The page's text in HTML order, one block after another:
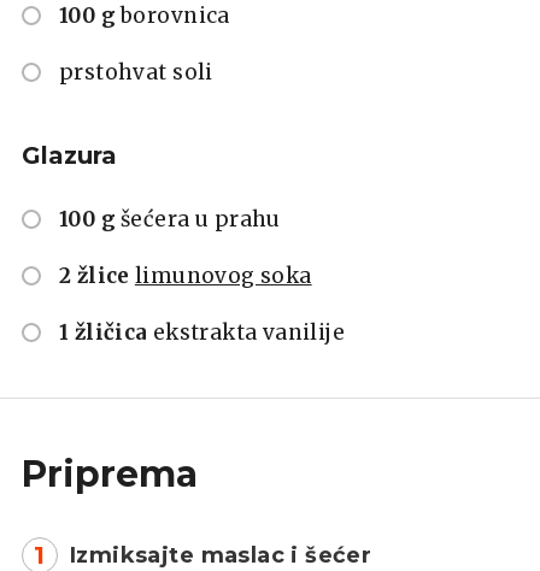
100 g borovnica
prstohvat soli
Glazura
100 g šećera u prahu
2 žlice limunovog soka
1 žličica ekstrakta vanilije
Priprema
1 Izmiksajte maslac i šećer